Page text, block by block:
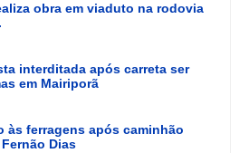
obra em viaduto na rodovia
interditada após carreta ser
em Mairiporã
às ferragens após caminhão
Dias